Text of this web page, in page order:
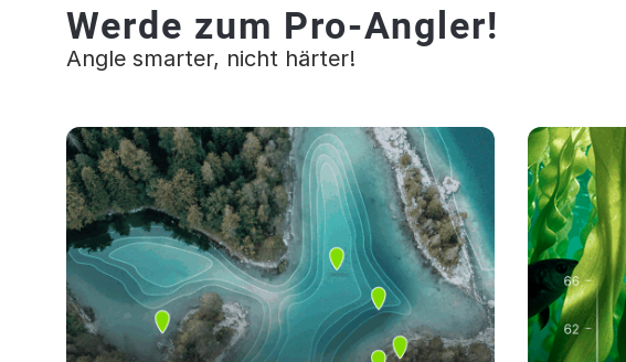
Werde zum Pro-Angler!
Angle smarter, nicht härter!